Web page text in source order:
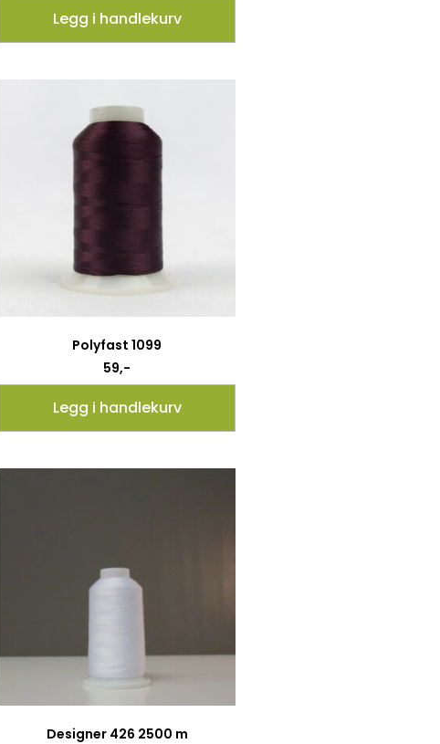
Legg i handlekurv
Polyfast 1099
59,-
Legg i handlekurv
Designer 426 2500 m